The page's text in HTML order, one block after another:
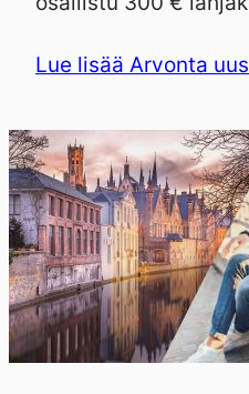
Lue lisää Arvonta